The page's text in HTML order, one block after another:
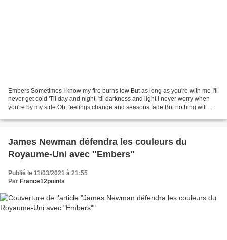
Embers Sometimes I know my fire burns low But as long as you're with me I'll
never get cold 'Til day and night, 'til darkness and light I never worry when
you're by my side Oh, feelings change and seasons fade But nothing will
James Newman défendra les couleurs du
Royaume-Uni avec "Embers"
Publié le 11/03/2021 à 21:55
Par France12points